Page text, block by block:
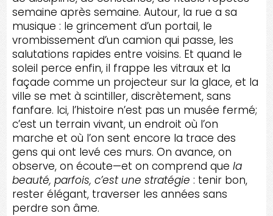
semaine après semaine. Autour, la rue a sa
musique : le grincement d’un portail, le
vrombissement d’un camion qui passe, les
salutations rapides entre voisins. Et quand le
soleil perce enfin, il frappe les vitraux et la
façade comme un projecteur sur la glace, et la
ville se met à scintiller, discrètement, sans
fanfare. Ici, l’histoire n’est pas un musée fermé;
c’est un terrain vivant, un endroit où l’on
marche et où l’on sent encore la trace des
gens qui ont levé ces murs. On avance, on
observe, on écoute—et on comprend que la
beauté, parfois, c’est une stratégie : tenir bon,
rester élégant, traverser les années sans
perdre son âme.